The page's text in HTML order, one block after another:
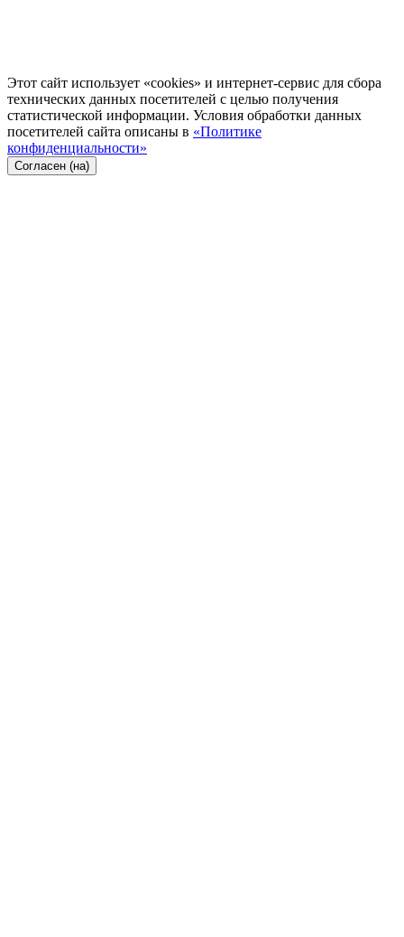
Этот сайт использует «cookies» и интернет-сервис для сбора
технических данных посетителей с целью получения
статистической информации. Условия обработки данных
посетителей сайта описаны в «Политике
конфиденциальности»
Согласен (на)